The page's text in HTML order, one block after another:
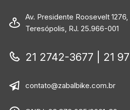
Av. Presidente Roosevelt 1276,
Teresópolis, RJ. 25.966-001
21 2742-3677 | 21
contato@zabalbike.com.br